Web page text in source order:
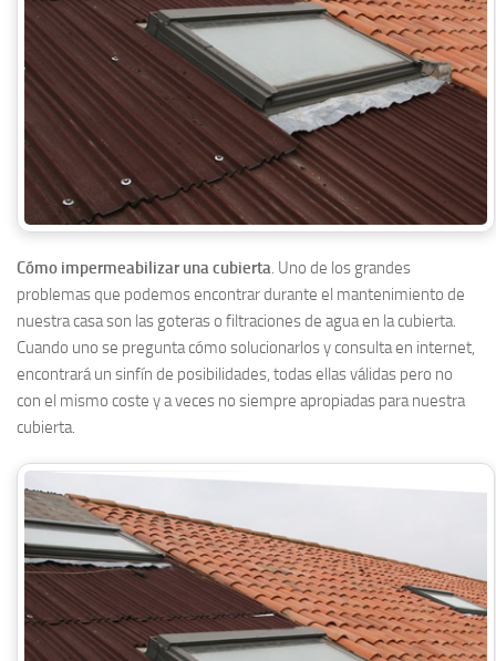
Cómo impermeabilizar una cubierta. Uno de los grandes
problemas que podemos encontrar durante el mantenimiento de
nuestra casa son las goteras o filtraciones de agua en la cubierta.
Cuando uno se pregunta cómo solucionarlos y consulta en internet,
encontrará un sinfín de posibilidades, todas ellas válidas pero no
con el mismo coste y a veces no siempre apropiadas para nuestra
cubierta.